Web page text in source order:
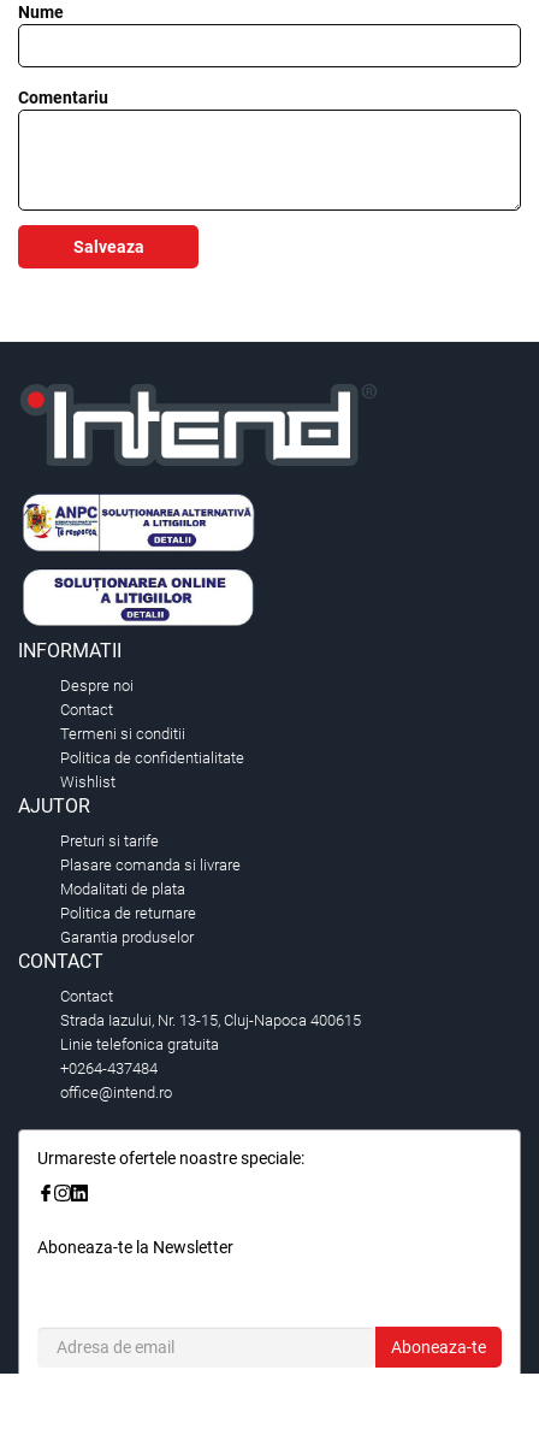
Nume
Comentariu
Salveaza
INFORMATII
Despre noi
Contact
Termeni si conditii
Politica de confidentialitate
Wishlist
AJUTOR
Preturi si tarife
Plasare comanda si livrare
Modalitati de plata
Politica de returnare
Garantia produselor
CONTACT
Contact
Strada Iazului, Nr. 13-15, Cluj-Napoca 400615
Linie telefonica gratuita
+0264-437484
office@intend.ro
Urmareste ofertele noastre speciale:
Aboneaza-te la Newsletter
Aboneaza-te